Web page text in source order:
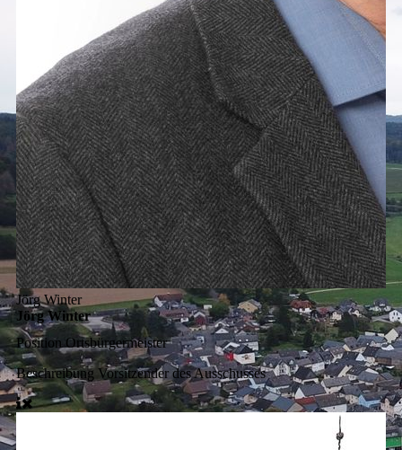
Jörg Winter
Jörg Winter
Position Ortsbürgermeister
Beschreibung Vorsitzender des Ausschusses